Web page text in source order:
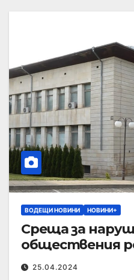
ВОДЕЩИ НОВИНИ НОВИНИ+
Среща за
обществения
25.04.2024